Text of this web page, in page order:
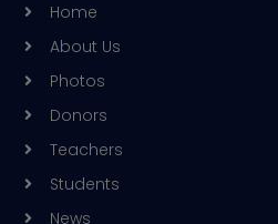
Home
About Us
Photos
Donors
Teachers
Students
News